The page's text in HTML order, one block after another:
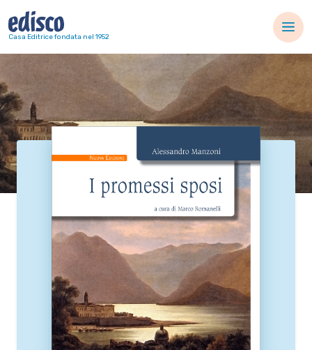
Navigazione principale
Casa Editrice fondata nel 1952